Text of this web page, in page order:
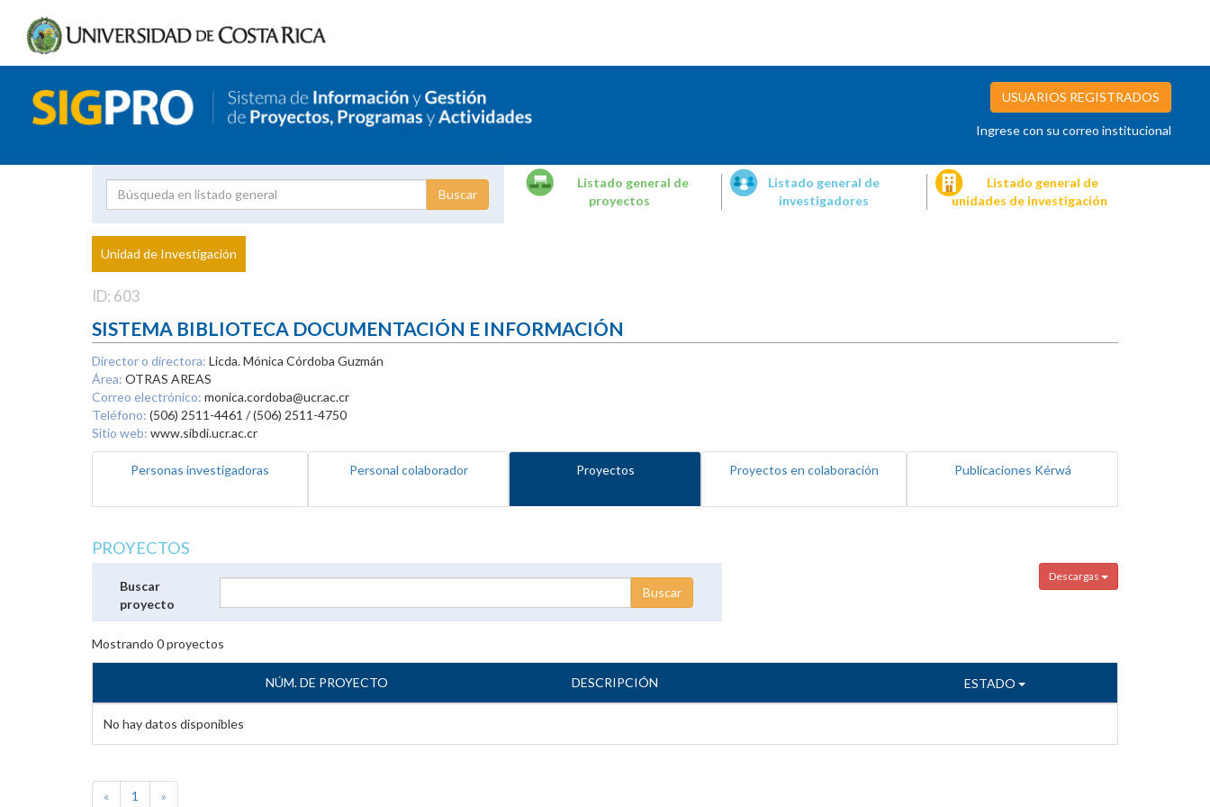
USUARIOS REGISTRADOS
Ingrese con su correo institucional
Proyecto
Investigador
Listado general de
proyectos
Listado general de
investigadores
Listado general de
unidades de investigación
Unidad de Investigación
ID: 603
SISTEMA BIBLIOTECA DOCUMENTACIÓN E INFORMACIÓN
Director o directora: Licda. Mónica Córdoba Guzmán
Área: OTRAS AREAS
Correo electrónico: monica.cordoba@ucr.ac.cr
Teléfono: (506) 2511-4461 / (506) 2511-4750
Sitio web: www.sibdi.ucr.ac.cr
Personas investigadoras Personal colaborador Proyectos Proyectos en colaboración Publicaciones Kérwá
PROYECTOS
Descargas
Buscar
proyecto
Mostrando 0proyectos
NÚM. DE PROYECTO DESCRIPCIÓN ESTADO
No hay datos disponibles
« 1 »